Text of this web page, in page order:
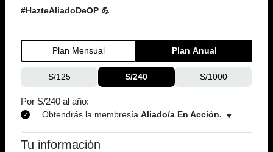
#HazteAliadoDeOP 💪
Plan Mensual Plan Anual
S/125 S/240 S/1000
Por S/240 al año:
Obtendrás la membresía Aliado/a En Acción.
Tu información